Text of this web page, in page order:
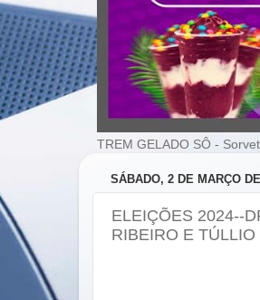
TREM GELADO SÔ -
SÁBADO, 2 DE MARÇO
ELEIÇÕES 2024--
RIBEIRO E TÚLLIO